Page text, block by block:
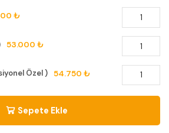
₺
53.000 ₺
Özel ) 54.750 ₺
Sepete Ekle